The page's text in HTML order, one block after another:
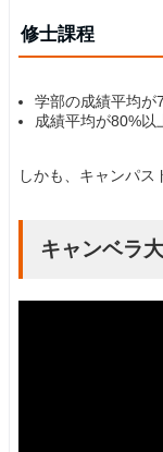
修士課程
学部の成績平均が
成績平均が80%以
しかも、キャンパス
キャンベラ